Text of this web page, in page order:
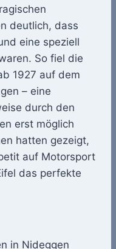
deutlich, dass
eine speziell
So fiel die
1927 auf dem
– eine
durch den
erst möglich
hatten gezeigt,
auf Motorsport
das perfekte
in Nideggen